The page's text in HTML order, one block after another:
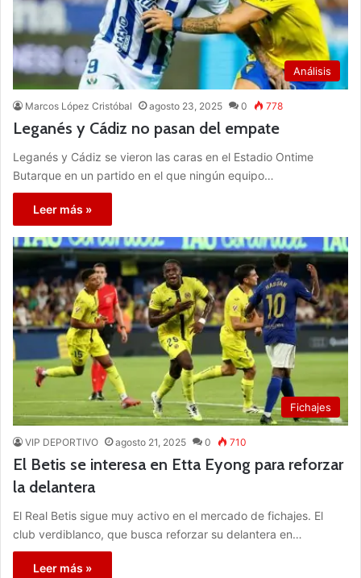
Análisis
Marcos López Cristóbal agosto 23, 2025 0 778
Leganés y Cádiz no pasan del empate
Leganés y Cádiz se vieron las caras en el Estadio Ontime
Butarque en un partido en el que ningún equipo…
Leer más »
Fichajes
VIP DEPORTIVO agosto 21, 2025 0 710
El Betis se interesa en Etta Eyong para reforzar
la delantera
El Real Betis sigue muy activo en el mercado de fichajes. El
club verdiblanco, que busca reforzar su delantera en…
Leer más »